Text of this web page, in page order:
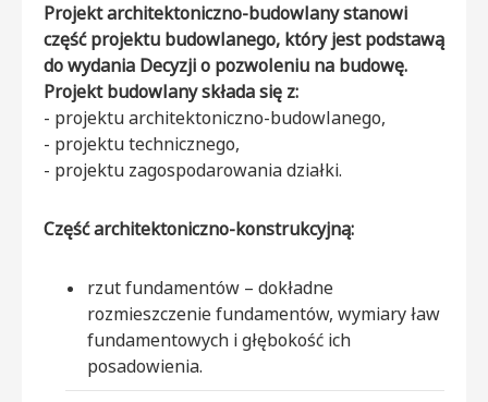
Projekt architektoniczno-budowlany stanowi
część projektu budowlanego, który jest podstawą
do wydania Decyzji o pozwoleniu na budowę.
Projekt budowlany składa się z:
- projektu architektoniczno-budowlanego,
- projektu technicznego,
- projektu zagospodarowania działki.
Część architektoniczno-konstrukcyjną:
rzut fundamentów – dokładne
rozmieszczenie fundamentów, wymiary ław
fundamentowych i głębokość ich
posadowienia.